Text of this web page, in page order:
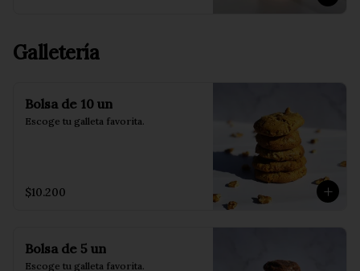
Galletería
Bolsa de 10 un
Escoge tu galleta favorita.
$10.200
Bolsa de 5 un
Escoge tu galleta favorita.